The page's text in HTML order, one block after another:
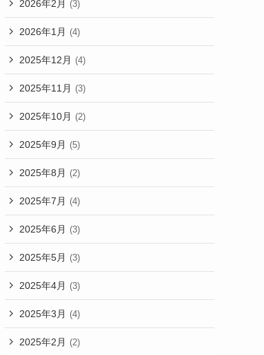
2026年2月 (3)
2026年1月 (4)
2025年12月 (4)
2025年11月 (3)
2025年10月 (2)
2025年9月 (5)
2025年8月 (2)
2025年7月 (4)
2025年6月 (3)
2025年5月 (3)
2025年4月 (3)
2025年3月 (4)
2025年2月 (2)